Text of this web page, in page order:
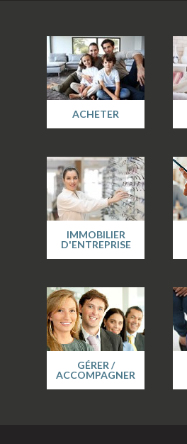
ACHETER
IMMOBILIER
D'ENTREPRISE
GÉRER /
ACCOMPAGNER